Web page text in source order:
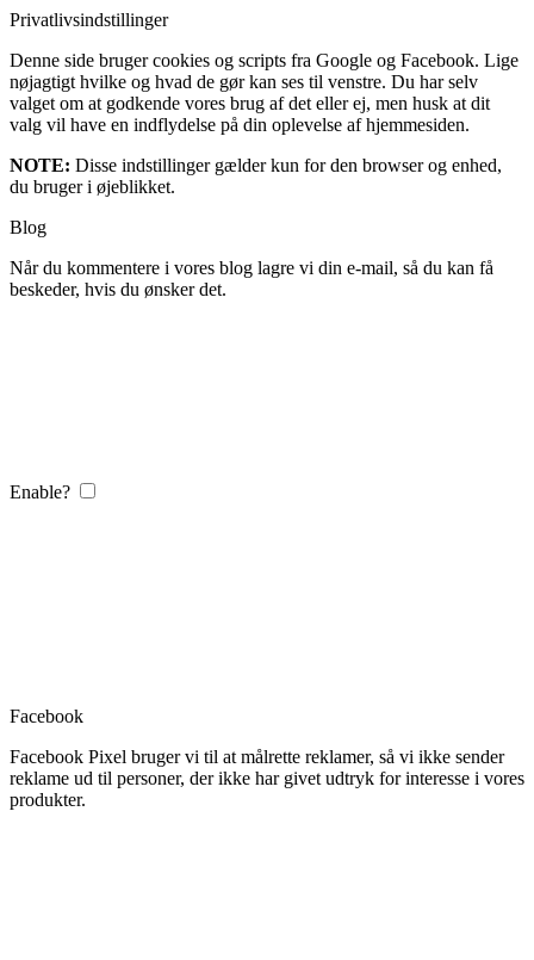
Privatlivsindstillinger
Denne side bruger cookies og scripts fra Google og Facebook. Lige
nøjagtigt hvilke og hvad de gør kan ses til venstre. Du har selv
valget om at godkende vores brug af det eller ej, men husk at dit
valg vil have en indflydelse på din oplevelse af hjemmesiden.
NOTE: Disse indstillinger gælder kun for den browser og enhed,
du bruger i øjeblikket.
Blog
Når du kommentere i vores blog lagre vi din e-mail, så du kan få
beskeder, hvis du ønsker det.
Enable?
Facebook
Facebook Pixel bruger vi til at målrette reklamer, så vi ikke sender
reklame ud til personer, der ikke har givet udtryk for interesse i vores
produkter.